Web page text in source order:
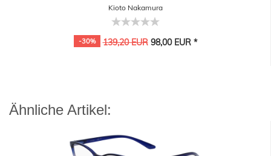
Kioto Nakamura
-30% 139,20 EUR98,00 EUR *
Ähnliche Artikel: